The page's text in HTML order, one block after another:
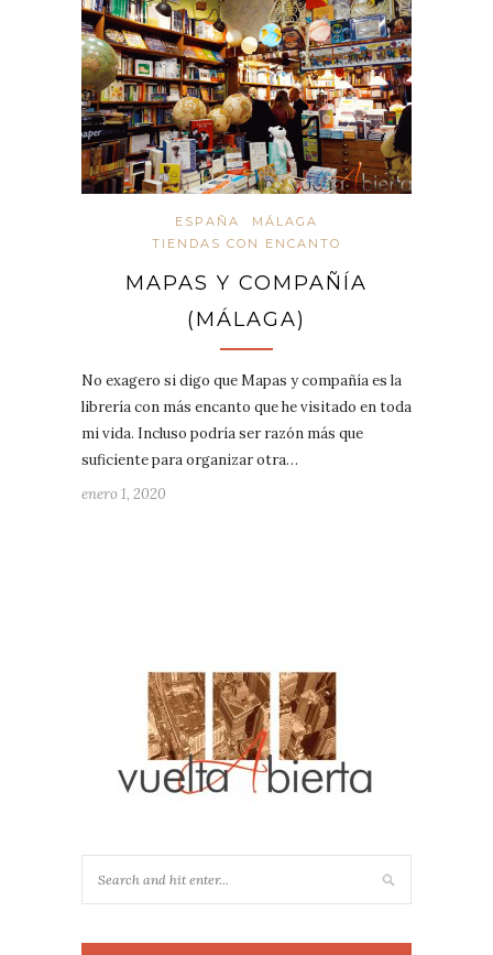
ESPAÑA
MÁLAGA
TIENDAS CON ENCANTO
MAPAS Y COMPAÑÍA
(MÁLAGA)
No exagero si digo que Mapas y compañía es la
librería con más encanto que he visitado en toda
mi vida. Incluso podría ser razón más que
suficiente para organizar otra…
enero 1, 2020